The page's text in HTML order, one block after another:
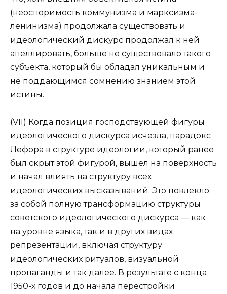
(неоспоримость коммунизма и марксизма-
ленинизма) продолжала существовать и
идеологический дискурс продолжал к ней
апеллировать, больше не существовало такого
субъекта, который бы обладал уникальным и
не поддающимся сомнению знанием этой
истины.
(VII) Когда позиция господствующей фигуры
идеологического дискурса исчезла, парадокс
Лефора в структуре идеологии, который ранее
был скрыт этой фигурой, вышел на поверхность
и начал влиять на структуру всех
идеологических высказываний. Это повлекло
за собой полную трансформацию структуры
советского идеологического дискурса — как
на уровне языка, так и в других видах
репрезентации, включая структуру
идеологических ритуалов, визуальной
пропаганды и так далее. В результате с конца
1950-х годов и до начала перестройки